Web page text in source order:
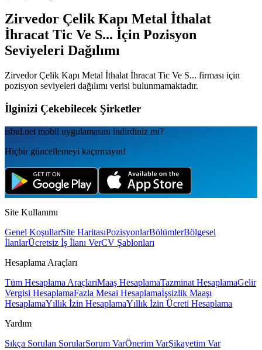
Zirvedor Çelik Kapı Metal İthalat
İhracat Tic Ve S... İçin Pozisyon
Seviyeleri Dağılımı
Zirvedor Çelik Kapı Metal İthalat İhracat Tic Ve S... firması için
pozisyon seviyeleri dağılımı verisi bulunmamaktadır.
İlginizi Çekebilecek Şirketler
isbul.net mobil uygulamаsını indirdiniz mi?
Hiçbir güncellemeyi kaçırmayın!
Site Kullanımı
Genel KoşullarSite HaritasıPozisyonlarBölümlerBölgesel
İlanlarÜcretsiz İş İlanı VerCV Şablonları
Hesaplama Araçları
Tüm Hesaplama AraçlarıMaaş HesaplamaTazminat HesaplamaGelir
Vergisi HesaplamaFazla Mesai Hesaplamaİşsizlik Maaşı
HesaplamaYıllık İzin HesaplamaYıllık İzin Ücreti Hesaplama
Yardım
Sıkça Sorulan SorularSorum VarÖnerim VarŞikayetim Var